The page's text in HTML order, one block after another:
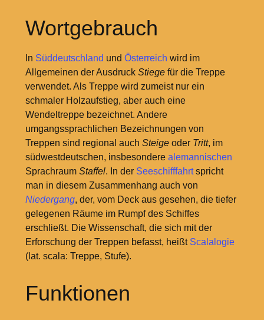
Wortgebrauch
In Süddeutschland und Österreich wird im
Allgemeinen der Ausdruck Stiegefür die Treppe
verwendet. Als Treppe wird zumeist nur ein
schmaler Holzaufstieg, aber auch eine
Wendeltreppe bezeichnet. Andere
umgangssprachlichen Bezeichnungen von
Treppen sind regional auch Steigeoder Tritt, im
südwestdeutschen, insbesondere alemannischen
Sprachraum Staffel. In der Seeschifffahrtspricht
man in diesem Zusammenhang auch von
Niedergang, der, vom Deck aus gesehen, die tiefer
gelegenen Räume im Rumpf des Schiffes
erschließt. Die Wissenschaft, die sich mit der
Erforschung der Treppen befasst, heißt Scalalogie
(lat. scala: Treppe, Stufe).
Funktionen